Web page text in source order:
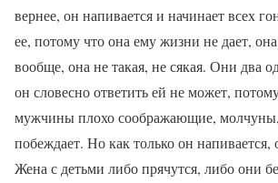
вернее, он напивается и начинает всех
ее, потому что она ему жизни не дает,
вообще, она не такая, не сякая. Они два
он словесно ответить ей не может,
мужчины плохо соображающие,
побеждает. Но как только он напивается,
Жена с детьми либо прячутся, либо они